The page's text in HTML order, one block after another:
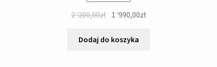
2 '200,00zł Pierwotna
wynosiła:
1 '990,00złAktualna
Dodaj do koszyka